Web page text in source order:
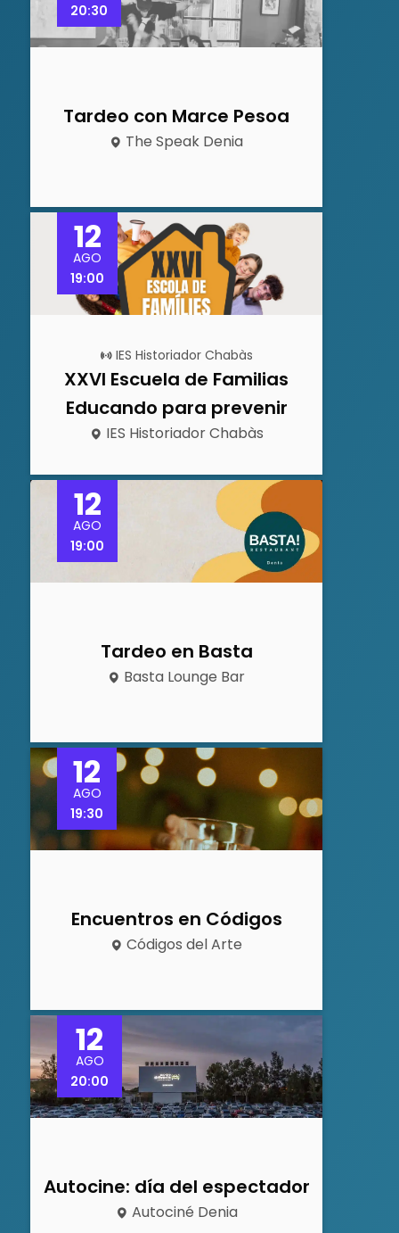
20:30
Tardeo con Marce Pesoa
The Speak Denia
12
AGO
19:00
IES Historiador Chabàs
XXVI Escuela de Familias
Educando para prevenir
IES Historiador Chabàs
12
AGO
19:00
Tardeo en Basta
Basta Lounge Bar
12
AGO
19:30
Encuentros en Códigos
Códigos del Arte
12
AGO
20:00
Autocine: día del espectador
Autociné Denia